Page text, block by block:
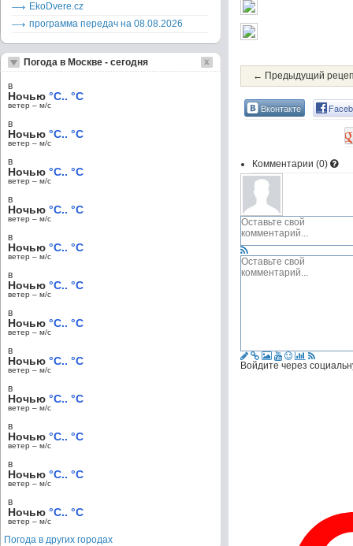
← Предыдущий
Вконтакте
Комментарии (0)
Войдите через
EkoDvere.cz
программа передач на 08.08.2026
Погода в Москве - сегодня
в
Ночью °C.. °C
ветер – м/c
в
Ночью °C.. °C
ветер – м/c
в
Ночью °C.. °C
ветер – м/c
в
Ночью °C.. °C
ветер – м/c
в
Ночью °C.. °C
ветер – м/c
в
Ночью °C.. °C
ветер – м/c
в
Ночью °C.. °C
ветер – м/c
в
Ночью °C.. °C
ветер – м/c
в
Ночью °C.. °C
ветер – м/c
в
Ночью °C.. °C
ветер – м/c
в
Ночью °C.. °C
ветер – м/c
в
Ночью °C.. °C
ветер – м/c
Погода в других городах